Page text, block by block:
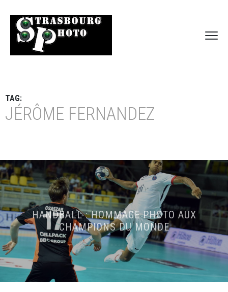
TAG:
JÉRÔME FERNANDEZ
HANDBALL : HOMMAGE PHOTO AUX
CHAMPIONS DU MONDE